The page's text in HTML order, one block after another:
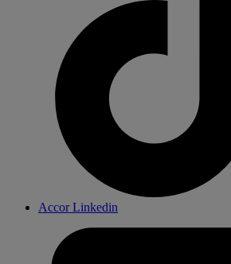
Accor Linkedin